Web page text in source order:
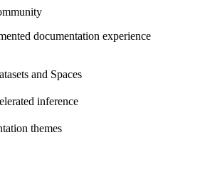
documentation experience
and Spaces
inference
themes